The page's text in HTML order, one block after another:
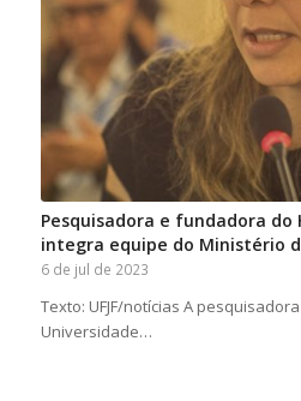
Pesquisadora e fundadora do
integra equipe do Ministério
6 de jul de 2023
Texto: UFJF/notícias A
Universidade…